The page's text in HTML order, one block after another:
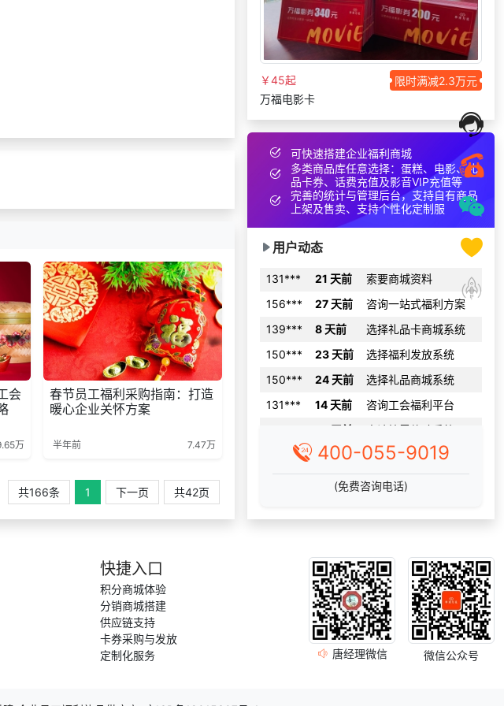
会
万
春节员工福利采购指南：打造
暖心企业关怀方案
半年前 7.47万
共166条 1 下一页 共42页
￥45起
限时满减2.3万元
万福电影卡
可快速搭建企业福利商城
多类商品库任意选择：蛋糕、电影、礼
品卡券、话费充值及影音VIP充值等
完善的统计与管理后台，支持自有商品
上架及售卖、支持个性化定制服
用户动态
140***
获取礼品商城搭建资
176***
资料
199*** 27 天前
索要福利礼品采购资
料
145***
6 天前
选择礼品商城系统
138***
27 天前
选择了企业福利系统
咨询一站式福利方案
选择福利发放系统
咨询工会福利平台
155***
29 天前 咨询一站式福利方案
140*** 17 天前
获取礼品商城搭建资
28 天前 索要商城资料
17 天前
获取礼品采购供应链
资料
27 天前
索要福利礼品采购资
料
6 天前
选择礼品商城系统
176***
7 天前
了解福利商城平台
134***
29 天前 咨询一站式福利方案
400-055-9019
(免费咨询电话)
快捷入口
积分商城体验
分销商城搭建
供应链支持
卡券采购与发放
定制化服务
唐经理微信 微信公众号